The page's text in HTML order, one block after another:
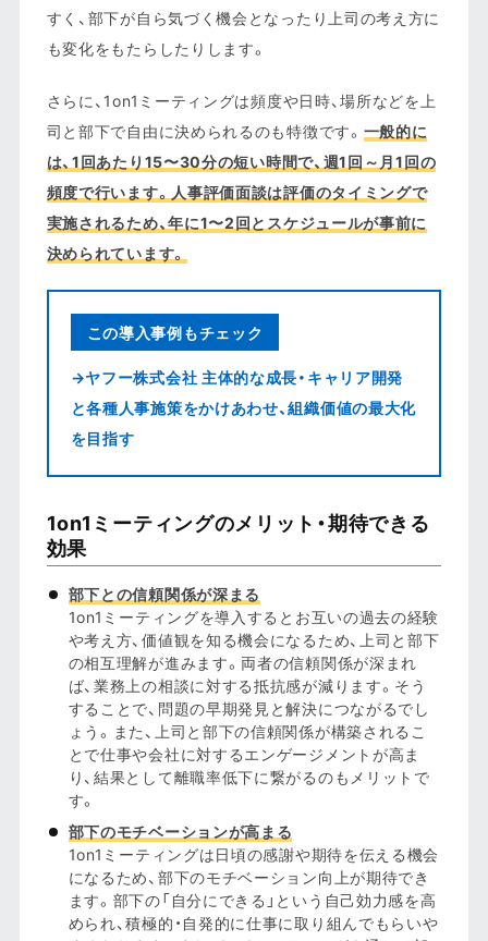
すく、部下が自ら気づく機会となったり上司の考え方に
も変化をもたらしたりします。
さらに、1on1ミーティングは頻度や日時、場所などを上
司と部下で自由に決められるのも特徴です。 一般的に
は、1回あたり15〜30分の短い時間で、週1回～月1回の
頻度で行います。人事評価面談は評価のタイミングで
実施されるため、年に1〜2回とスケジュールが事前に
決められています。
この導入事例もチェック
→ヤフー株式会社 主体的な成長・キャリア開発
と各種人事施策をかけあわせ、組織価値の最大化
を目指す
1on1ミーティングのメリット・期待できる
効果
部下との信頼関係が深まる
1on1ミーティングを導入するとお互いの過去の経験
や考え方、価値観を知る機会になるため、上司と部下
の相互理解が進みます。両者の信頼関係が深まれ
ば、業務上の相談に対する抵抗感が減ります。そう
することで、問題の早期発見と解決につながるでし
ょう。また、上司と部下の信頼関係が構築されるこ
とで仕事や会社に対するエンゲージメントが高ま
り、結果として離職率低下に繋がるのもメリットで
す。
部下のモチベーションが高まる
1on1ミーティングは日頃の感謝や期待を伝える機会
になるため、部下のモチベーション向上が期待でき
ます。部下の「自分にできる」という自己効力感を高
められ、積極的・自発的に仕事に取り組んでもらいや